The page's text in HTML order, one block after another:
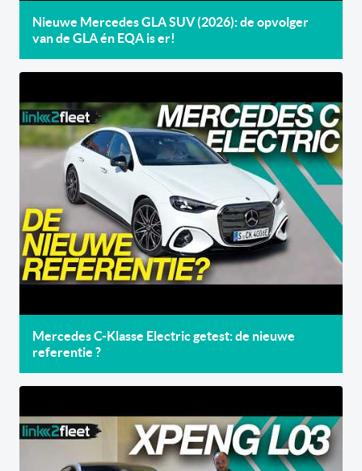
Nieuwe Mercedes GLA SUV (2026): de opvolger
van de GLA én EQA is er!
Mercedes C-Klasse Electric getest: de nieuwe
referentie ?